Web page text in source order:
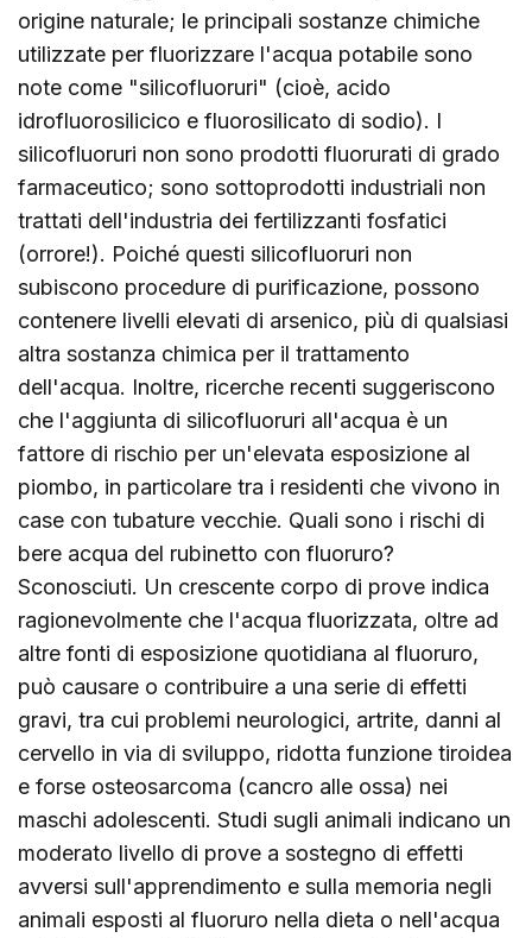
origine naturale; le principali sostanze chimiche
utilizzate per fluorizzare l'acqua potabile sono
note come "silicofluoruri" (cioè, acido
idrofluorosilicico e fluorosilicato di sodio). I
silicofluoruri non sono prodotti fluorurati di grado
farmaceutico; sono sottoprodotti industriali non
trattati dell'industria dei fertilizzanti fosfatici
(orrore!). Poiché questi silicofluoruri non
subiscono procedure di purificazione, possono
contenere livelli elevati di arsenico, più di qualsiasi
altra sostanza chimica per il trattamento
dell'acqua. Inoltre, ricerche recenti suggeriscono
che l'aggiunta di silicofluoruri all'acqua è un
fattore di rischio per un'elevata esposizione al
piombo, in particolare tra i residenti che vivono in
case con tubature vecchie. Quali sono i rischi di
bere acqua del rubinetto con fluoruro?
Sconosciuti. Un crescente corpo di prove indica
ragionevolmente che l'acqua fluorizzata, oltre ad
altre fonti di esposizione quotidiana al fluoruro,
può causare o contribuire a una serie di effetti
gravi, tra cui problemi neurologici, artrite, danni al
cervello in via di sviluppo, ridotta funzione tiroidea
e forse osteosarcoma (cancro alle ossa) nei
maschi adolescenti. Studi sugli animali indicano un
moderato livello di prove a sostegno di effetti
avversi sull'apprendimento e sulla memoria negli
animali esposti al fluoruro nella dieta o nell'acqua